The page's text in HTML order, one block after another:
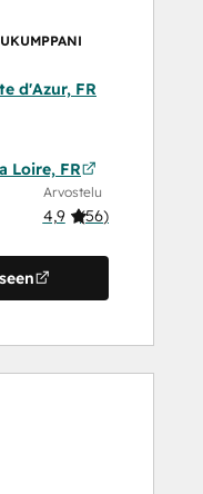
d'Azur, FR
Loire, FR
Arvostelu
4,9 (56)